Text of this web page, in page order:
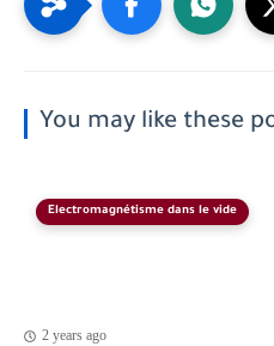
You may like these
Electromagnétisme dans le vide
2 years ago